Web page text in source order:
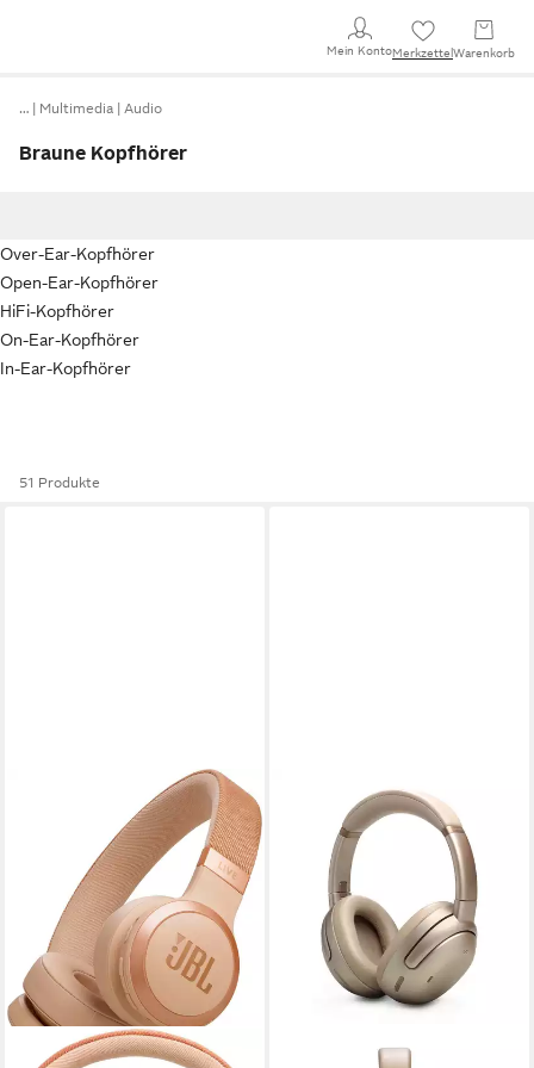
Mein KontoMerkzettel Warenkorb
… Multimedia Audio
Braune Kopfhörer
Over-Ear-Kopfhörer
Open-Ear-Kopfhörer
HiFi-Kopfhörer
On-Ear-Kopfhörer
In-Ear-Kopfhörer
51 Produkte